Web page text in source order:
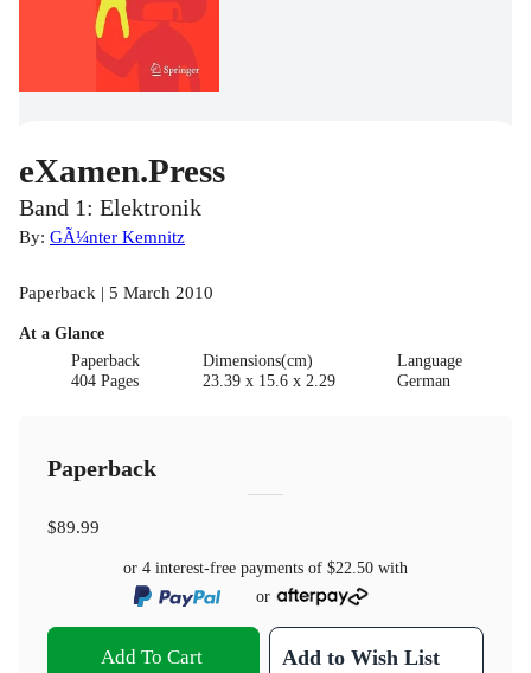
eXamen.Press
Band 1: Elektronik
By: GÃ¼nter Kemnitz
Paperback | 5 March 2010
At a Glance
Paperback
404 Pages
Dimensions(cm)
23.39 x 15.6 x 2.29
Language
German
Paperback
$89.99
or 4 interest-free payments of $22.50 with
or
Add To Cart Add to Wish List